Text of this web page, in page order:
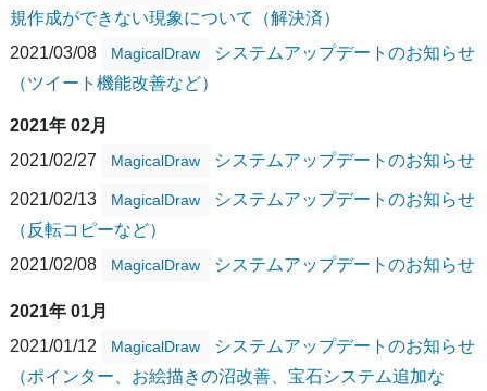
規作成ができない現象について（解決済）
2021/03/08
MagicalDraw
システムアップデートのお知らせ
（ツイート機能改善など）
2021年 02月
2021/02/27
MagicalDraw システムアップデートのお知らせ
2021/02/13 MagicalDraw
システムアップデートのお知らせ
（反転コピーなど）
2021/02/08
MagicalDraw システムアップデートのお知らせ
2021年 01月
2021/01/12
MagicalDraw
システムアップデートのお知らせ
（ポインター、お絵描きの沼改善、宝石システム追加な